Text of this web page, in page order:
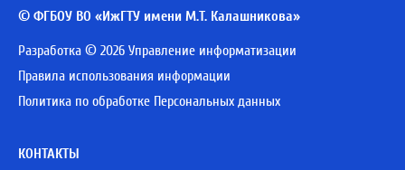
© ФГБОУ ВО «ИжГТУ имени М.Т. Калашникова»
Разработка © 2026 Управление информатизации
Правила использования информации
Политика по обработке Персональных данных
КОНТАКТЫ